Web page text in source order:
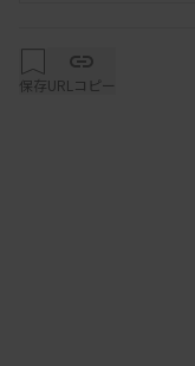
管型単中心性
現亢進遺伝子と
保存URLコピー